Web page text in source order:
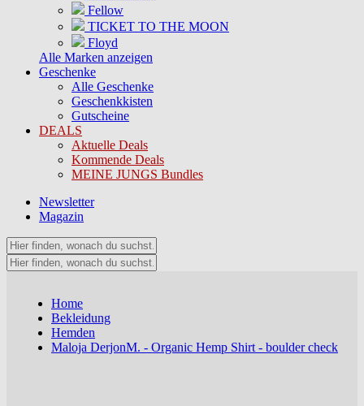
Fellow
TICKET TO THE MOON
Floyd
Alle Marken anzeigen
Geschenke
Alle Geschenke
Geschenkkisten
Gutscheine
DEALS
Aktuelle Deals
Kommende Deals
MEINE JUNGS Bundles
Newsletter
Magazin
Home
Bekleidung
Hemden
Maloja DerjonM. - Organic Hemp Shirt - boulder check